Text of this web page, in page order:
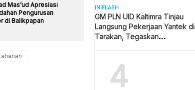
Mas’ud Apresiasi
Pengurusan
di Balikpapan
INIFLASH
GM PLN UID Kaltimra Tinjau
Langsung Pekerjaan Yantek di
Tarakan, Tegaskan
4